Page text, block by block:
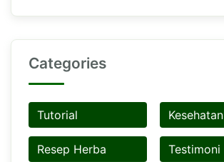
Categories
Tutorial Kesehatan
Resep Herba Testimoni